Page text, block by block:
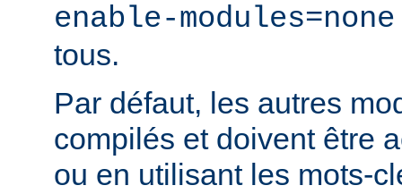
enable-modules=none
tous.
Par défaut, les autres
compilés et doivent être
ou en utilisant les mots-